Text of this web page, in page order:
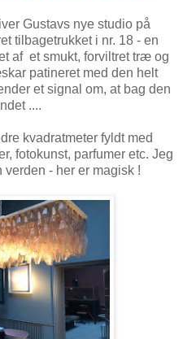
Gustavs nye studio på
tilbagetrukket i nr. 18 - en
af et smukt, forviltret træ og
patineret med den helt
et signal om, at bag den
....
kvadratmeter fyldt med
fotokunst, parfumer etc. Jeg
- her er magisk !